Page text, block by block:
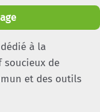
à la
de
et des outils